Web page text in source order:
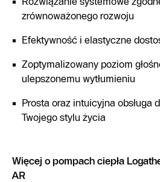
zrównoważonego rozwoju
Efektywność i elastyczne
Zoptymalizowany poziom
ulepszonemu wytłumieniu
Prosta oraz intuicyjna obsługa
Twojego stylu życia
Więcej o pompach ciepła
AR